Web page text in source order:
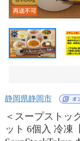
静岡県静岡市
＜スープストッ
ット 6個入 冷凍